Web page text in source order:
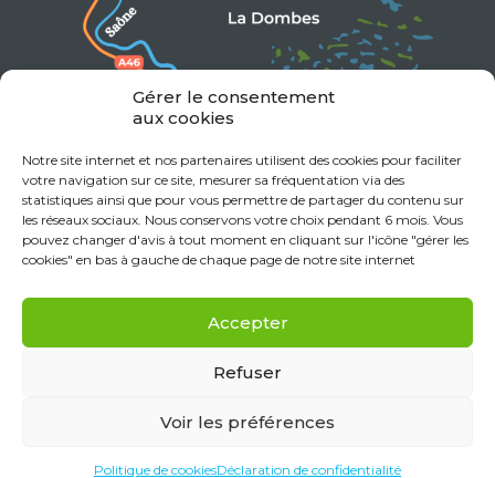
Gérer le consentement
aux cookies
Notre site internet et nos partenaires utilisent des cookies pour faciliter
votre navigation sur ce site, mesurer sa fréquentation via des
statistiques ainsi que pour vous permettre de partager du contenu sur
les réseaux sociaux. Nous conservons votre choix pendant 6 mois. Vous
pouvez changer d'avis à tout moment en cliquant sur l'icône "gérer les
cookies" en bas à gauche de chaque page de notre site internet
Accepter
Refuser
Voir les préférences
Politique de cookiesDéclaration de confidentialité
Mentions Légales
Données personnelles
Réalisation Monclocher.com